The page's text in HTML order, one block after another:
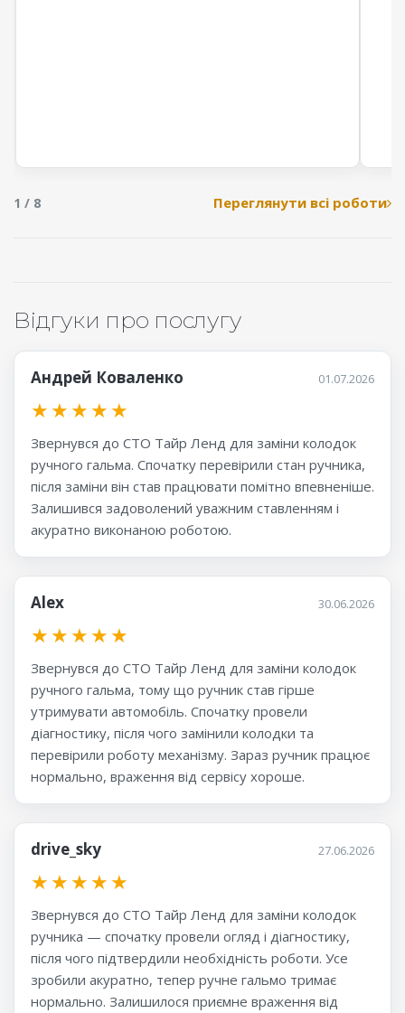
1 / 8 Переглянути всі роботи
Відгуки про послугу
Андрей Коваленко 01.07.2026
★★★★★
Звернувся до СТО Тайр Ленд для заміни колодок
ручного гальма. Спочатку перевірили стан ручника,
після заміни він став працювати помітно впевненіше.
Залишився задоволений уважним ставленням і
акуратно виконаною роботою.
Alex 30.06.2026
★★★★★
Звернувся до СТО Тайр Ленд для заміни колодок
ручного гальма, тому що ручник став гірше
утримувати автомобіль. Спочатку провели
діагностику, після чого замінили колодки та
перевірили роботу механізму. Зараз ручник працює
нормально, враження від сервісу хороше.
drive_sky 27.06.2026
★★★★★
Звернувся до СТО Тайр Ленд для заміни колодок
ручника — спочатку провели огляд і діагностику,
після чого підтвердили необхідність роботи. Усе
зробили акуратно, тепер ручне гальмо тримає
нормально. Залишилося приємне враження від